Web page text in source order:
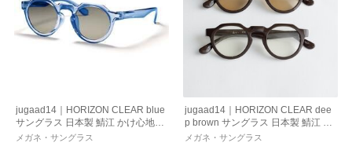
jugaad14｜HORIZON CLEAR blue
サングラス 日本製 鯖江 かけ心地
ストレスフリー 機能性レンズ 紫外
メガネ・サングラス
jugaad14｜HORIZON CLEAR dee
p brown サングラス 日本製 鯖江 か
け心地 ストレスフリー 機能性レ
メガネ・サングラス